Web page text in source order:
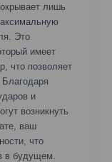
лишь
Это
имеет
что позволяет
и
возникнуть
ваш
что
в будущем.